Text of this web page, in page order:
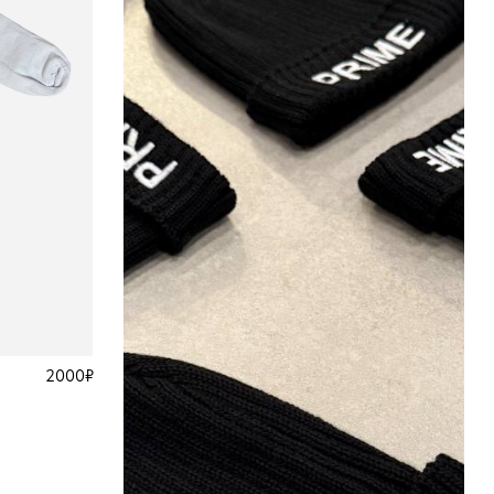
2000₽ ШАПКА PRIME 2000₽